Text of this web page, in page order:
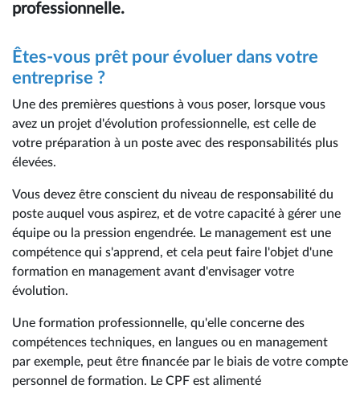
professionnelle.
Êtes-vous prêt pour évoluer dans votre
entreprise ?
Une des premières questions à vous poser, lorsque vous
avez un projet d'évolution professionnelle, est celle de
votre préparation à un poste avec des responsabilités plus
élevées.
Vous devez être conscient du niveau de responsabilité du
poste auquel vous aspirez, et de votre capacité à gérer une
équipe ou la pression engendrée. Le management est une
compétence qui s'apprend, et cela peut faire l'objet d'une
formation en management avant d'envisager votre
évolution.
Une formation professionnelle, qu'elle concerne des
compétences techniques, en langues ou en management
par exemple, peut être financée par le biais de votre compte
personnel de formation. Le CPF est alimenté